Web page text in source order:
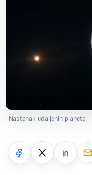
Nastanak udaljenih planeta